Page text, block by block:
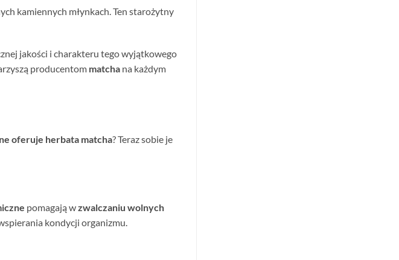
kamiennych młynkach. Ten starożytny
jakości i charakteru tego wyjątkowego
producentom matcha na każdym
oferuje herbata matcha? Teraz sobie je
pomagają wzwalczaniu wolnych
kondycji organizmu.